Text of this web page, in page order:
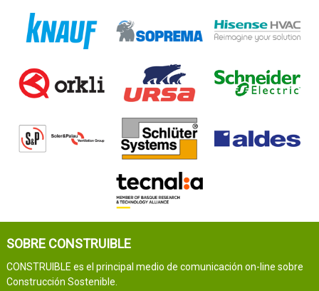
SOBRE CONSTRUIBLE
CONSTRUIBLE es el principal medio de comunicación on-line sobre
Construcción Sostenible.